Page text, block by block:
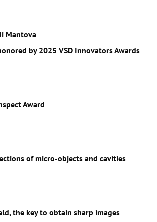
Mantova
by 2025 VSD Innovators Awards
Award
of micro-objects and cavities
the key to obtain sharp images